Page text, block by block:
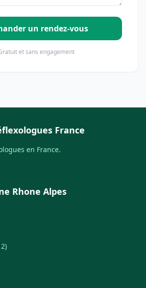
un rendez-vous
et sans engagement
France
en France.
Rhone Alpes